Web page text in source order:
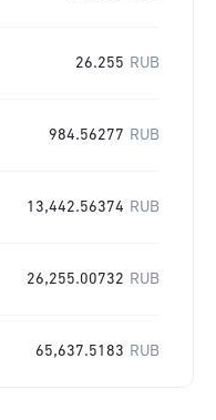
26.255 RUB
984.56277 RUB
13,442.56374 RUB
26,255.00732 RUB
65,637.5183 RUB